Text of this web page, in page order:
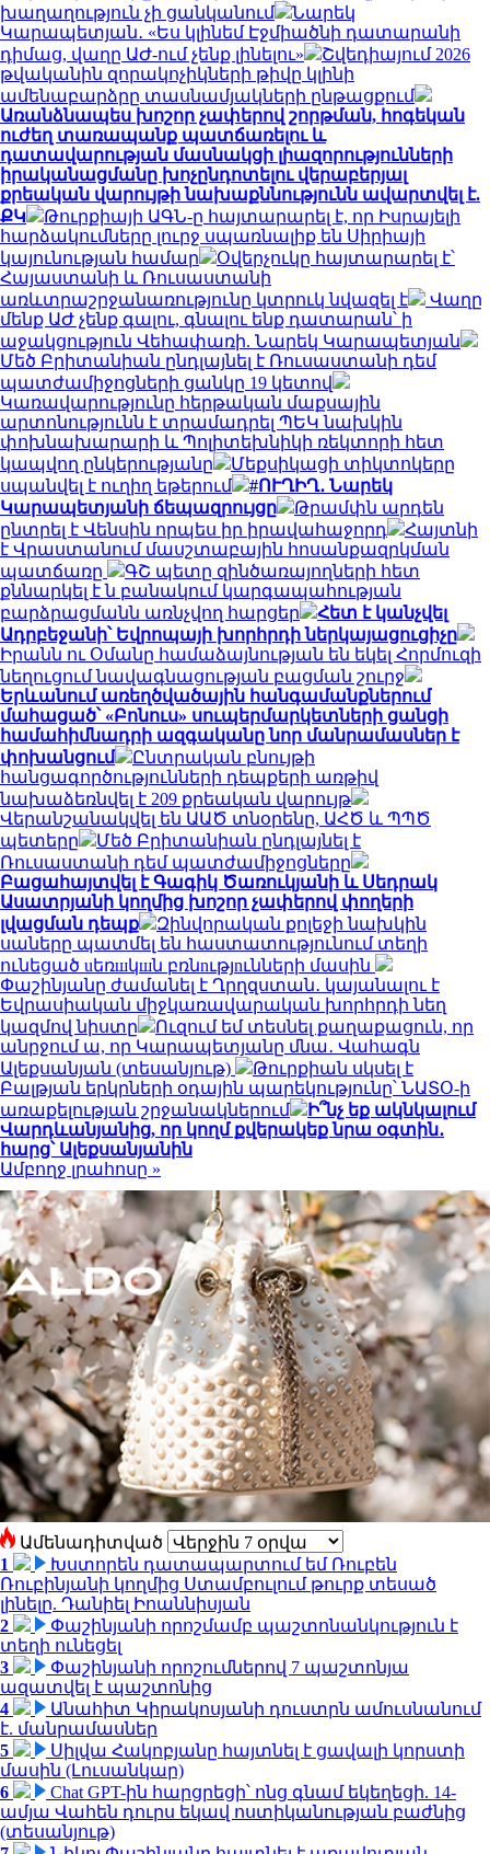
խաղաղություն չի ցանկանում
Նարեկ
Կարապետյան․ «Ես կլինեմ Էջմիածնի դատարանի
դիմաց, վաղը ԱԺ-ում չենք լինելու»
Շվեդիայում 2026
թվականին զորակոչիկների թիվը կլինի
ամենաբարձրը տասնամյակների ընթացքում
Առանձնապես խոշոր չափերով շորթման, հոգեկան
ուժեղ տառապանք պատճառելու և
դատավարության մասնակցի լիազորությունների
իրականացմանը խոչընդոտելու վերաբերյալ
քրեական վարույթի նախաքննությունն ավարտվել է.
ՔԿ
Թուրքիայի ԱԳՆ-ը հայտարարել է, որ Իսրայելի
հարձակումները լուրջ սպառնալիք են Սիրիայի
կայունության համար
Օվերչուկը հայտարարել է՝
Հայաստանի և Ռուսաստանի
առևտրաշրջանառությունը կտրուկ նվազել է
Վաղը
մենք ԱԺ չենք գալու, գնալու ենք դատարան՝ ի
աջակցություն Վեհափառի. Նարեկ Կարապետյան
Մեծ Բրիտանիան ընդլայնել է Ռուսաստանի դեմ
պատժամիջոցների ցանկը 19 կետով
Կառավարությունը հերթական մաքսային
արտոնությունն է տրամադրել ՊԵԿ նախկին
փոխնախարարի և Պոլիտեխնիկի ռեկտորի հետ
կապվող ընկերությանը
Մեքսիկացի տիկտոկերը
սպանվել է ուղիղ եթերում
#ՈՒՂԻՂ․ Նարեկ
Կարապետյանի ճեպազրույցը
Թրամփն արդեն
ընտրել է Վենսին որպես իր իրավահաջորդ
Հայտնի
է Վրաստանում մասշտաբային հոսանքազրկման
պատճառը
ԳՇ պետը զինծառայողների հետ
քննարկել է ն բանակում կարգապահության
բարձրացմանն առնչվող հարցեր
Հետ է կանչվել
Ադրբեջանի՝ Եվրոպայի խորհրդի ներկայացուցիչը
Իրանն ու Օմանը համաձայնության են եկել Հորմուզի
նեղուցում նավագնացության բացման շուրջ
Երևանում առեղծվածային հանգամանքներում
մահացած՝ «Բոնուս» սուպերմարկետների ցանցի
համահիմնադրի ազգականը նոր մանրամասներ է
փոխանցում
Ընտրական բնույթի
հանցագործությունների դեպքերի առթիվ
նախաձեռնվել է 209 քրեական վարույթ
Վերանշանակվել են ԱԱԾ տնօրենը, ԱՀԾ և ՊՊԾ
պետերը
Մեծ Բրիտանիան ընդլայնել է
Ռուսաստանի դեմ պատժամիջոցները
Բացահայտվել է Գագիկ Ծառուկյանի և Սեդրակ
Ասատրյանի կողմից խոշոր չափերով փողերի
լվացման դեպք
Զինվորական քոլեջի նախկին
սաները պատմել են հաստատությունում տեղի
ունեցած uեռшկшն բռնnւթյnւնների մասին
Փաշինյանը ժամանել է Ղրղզստան․ կայանալու է
Եվրասիական միջկառավարական խորհրդի նեղ
կազմով նիստը
Ուզում եմ տեսնել քաղաքացուն, որ
անրջում ա, որ Կարապետյանը մնա․ Վահագն
Ալեքսանյան (տեսանյութ)
Թուրքիան սկսել է
Բալթյան երկրների օդային պարեկությունը՝ ՆԱՏՕ-ի
առաքելության շրջանակներում
Ի՞նչ եք ակնկալում
Վարդևանյանից, որ կողմ քվերակեք նրա օգտին․
հարց՝ Ալեքսանյանին
Ամբողջ լրահոսը »
Ամենադիտված
1
Խստորեն դատապարտում եմ Ռուբեն
Ռուբինյանի կողմից Ստամբուլում թուրք տեսած
լինելը. Դանիել Իոաննիսյան
2
Փաշինյանի որոշմամբ պաշտոնանկություն է
տեղի ունեցել
3
Փաշինյանի որոշումներով 7 պաշտոնյա
ազատվել է պաշտոնից
4
Անահիտ Կիրակոսյանի դուստրն ամուսնանում
է. մանրամասներ
5
Սիլվա Հակոբյանը հայտնել է ցավալի կորստի
մասին (Լուսանկար)
6
Chat GPT-ին հարցրեցի՝ ոնց գնամ եկեղեցի. 14-
ամյա Վահեն դուրս եկավ ոստիկանության բաժնից
(տեսանյութ)